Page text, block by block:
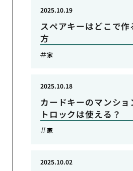
スペアキーはどこで
方
2025.10.19
家
カードキーのマンショ
トロックは使える？
2025.10.18
家
2025.10.02